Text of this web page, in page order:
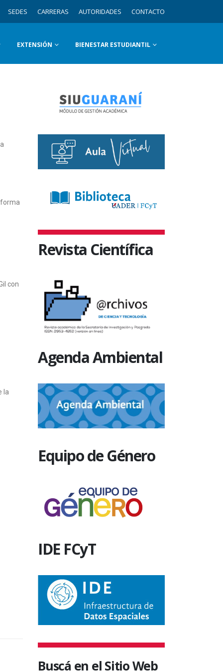
SEDES CARRERAS AUTORIDADES CONTACTO
EXTENSIÓN BIENESTAR ESTUDIANTIL
con
la
Revista Científica
Agenda Ambiental
Equipo de Género
IDE FCyT
Buscá en el Sitio Web